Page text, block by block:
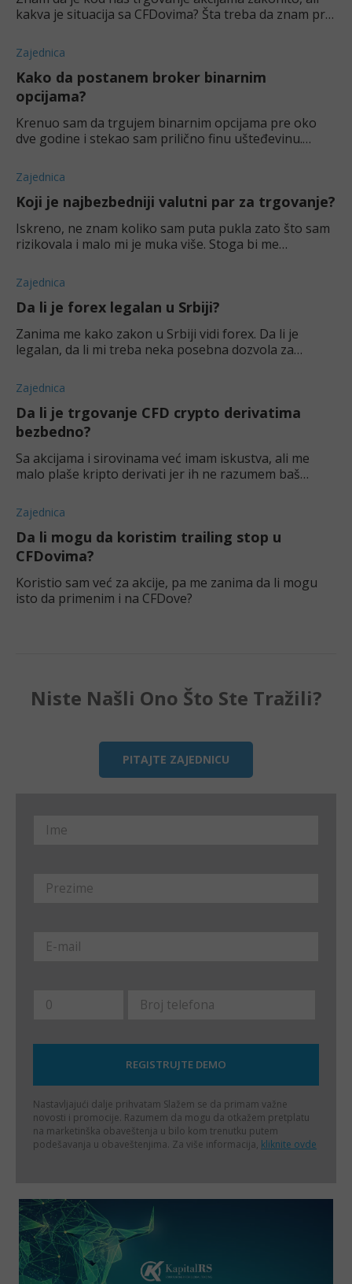
kakva je situacija sa CFDovima? Šta treba da znam pre
Zajednica
Kako da postanem broker binarnim
opcijama?
Krenuo sam da trgujem binarnim opcijama pre oko
dve godine i stekao sam prilično finu ušteđevinu.
naše platforme. Dal je ovo moguće? Jel' re
Zajednica
Koji je najbezbedniji valutni par za trgovanje?
Iskreno, ne znam koliko sam puta pukla zato što sam
rizikovala i malo mi je muka više. Stoga bi me
najbezbedniji. Šta je za vas funkcionisalo?
Zajednica
Da li je forex legalan u Srbiji?
Zanima me kako zakon u Srbiji vidi forex. Da li je
legalan, da li mi treba neka posebna dozvola za
je sve prevara i navlakuša do toga da je sv
Zajednica
Da li je trgovanje CFD crypto derivatima
bezbedno?
Sa akcijama i sirovinama već imam iskustva, ali me
malo plaše kripto derivati jer ih ne razumem baš
derivatima uopšte?
Zajednica
Da li mogu da koristim trailing stop u
CFDovima?
Koristio sam već za akcije, pa me zanima da li mogu
isto da primenim i na CFDove?
Niste Našli Ono Što Ste Tražili?
PITAJTE ZAJEDNICU
Nastavljajući dalje prihvatam Slažem se da primam važne
novosti i promocije. Razumem da mogu da otkažem pretplatu
na marketinška obaveštenja u bilo kom trenutku putem
podešavanja u obaveštenjima. Za više informacija, kliknite ovde